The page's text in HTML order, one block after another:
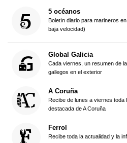
5 océanos
Boletín diario para marineros
baja velocidad)
Global Galicia
Cada viernes, un resumen de
gallegos en el exterior
A Coruña
Recibe de lunes a viernes toda
destacada de A Coruña
Ferrol
Recibe toda la actualidad y la